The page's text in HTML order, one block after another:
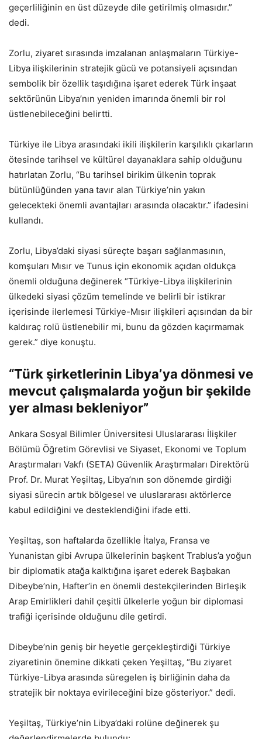
geçerliliğinin en üst düzeyde dile getirilmiş olmasıdır.”
dedi.
Zorlu, ziyaret sırasında imzalanan anlaşmaların Türkiye-
Libya ilişkilerinin stratejik gücü ve potansiyeli açısından
sembolik bir özellik taşıdığına işaret ederek Türk inşaat
sektörünün Libya’nın yeniden imarında önemli bir rol
üstlenebileceğini belirtti.
Türkiye ile Libya arasındaki ikili ilişkilerin karşılıklı çıkarların
ötesinde tarihsel ve kültürel dayanaklara sahip olduğunu
hatırlatan Zorlu, “Bu tarihsel birikim ülkenin toprak
bütünlüğünden yana tavır alan Türkiye’nin yakın
gelecekteki önemli avantajları arasında olacaktır.” ifadesini
kullandı.
Zorlu, Libya’daki siyasi süreçte başarı sağlanmasının,
komşuları Mısır ve Tunus için ekonomik açıdan oldukça
önemli olduğuna değinerek “Türkiye-Libya ilişkilerinin
ülkedeki siyasi çözüm temelinde ve belirli bir istikrar
içerisinde ilerlemesi Türkiye-Mısır ilişkileri açısından da bir
kaldıraç rolü üstlenebilir mi, bunu da gözden kaçırmamak
gerek.” diye konuştu.
“Türk şirketlerinin Libya’ya dönmesi ve
mevcut çalışmalarda yoğun bir şekilde
yer alması bekleniyor”
Ankara Sosyal Bilimler Üniversitesi Uluslararası İlişkiler
Bölümü Öğretim Görevlisi ve Siyaset, Ekonomi ve Toplum
Araştırmaları Vakfı (SETA) Güvenlik Araştırmaları Direktörü
Prof. Dr. Murat Yeşiltaş, Libya’nın son dönemde girdiği
siyasi sürecin artık bölgesel ve uluslararası aktörlerce
kabul edildiğini ve desteklendiğini ifade etti.
Yeşiltaş, son haftalarda özellikle İtalya, Fransa ve
Yunanistan gibi Avrupa ülkelerinin başkent Trablus’a yoğun
bir diplomatik atağa kalktığına işaret ederek Başbakan
Dibeybe’nin, Hafter’in en önemli destekçilerinden Birleşik
Arap Emirlikleri dahil çeşitli ülkelerle yoğun bir diplomasi
trafiği içerisinde olduğunu dile getirdi.
Dibeybe’nin geniş bir heyetle gerçekleştirdiği Türkiye
ziyaretinin önemine dikkati çeken Yeşiltaş, “Bu ziyaret
Türkiye-Libya arasında süregelen iş birliğinin daha da
stratejik bir noktaya evirileceğini bize gösteriyor.” dedi.
Yeşiltaş, Türkiye’nin Libya’daki rolüne değinerek şu